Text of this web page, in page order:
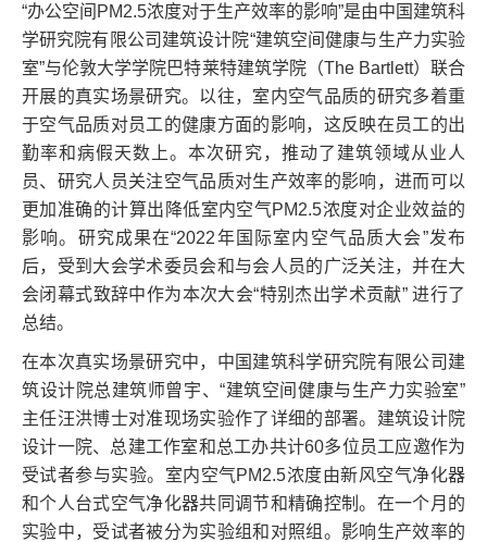
“办公空间PM2.5浓度对于生产效率的影响”是由中国建筑科
学研究院有限公司建筑设计院“建筑空间健康与生产力实验
室”与伦敦大学学院巴特莱特建筑学院（The Bartlett）联合
开展的真实场景研究。以往，室内空气品质的研究多着重
于空气品质对员工的健康方面的影响，这反映在员工的出
勤率和病假天数上。本次研究，推动了建筑领域从业人
员、研究人员关注空气品质对生产效率的影响，进而可以
更加准确的计算出降低室内空气PM2.5浓度对企业效益的
影响。研究成果在“2022年国际室内空气品质大会”发布
后，受到大会学术委员会和与会人员的广泛关注，并在大
会闭幕式致辞中作为本次大会“特别杰出学术贡献” 进行了
总结。
在本次真实场景研究中，中国建筑科学研究院有限公司建
筑设计院总建筑师曾宇、“建筑空间健康与生产力实验室”
主任汪洪博士对准现场实验作了详细的部署。建筑设计院
设计一院、总建工作室和总工办共计60多位员工应邀作为
受试者参与实验。室内空气PM2.5浓度由新风空气净化器
和个人台式空气净化器共同调节和精确控制。在一个月的
实验中，受试者被分为实验组和对照组。影响生产效率的